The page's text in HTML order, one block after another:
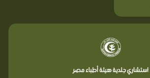
استشاري جلدية هيئة أطباء مصر